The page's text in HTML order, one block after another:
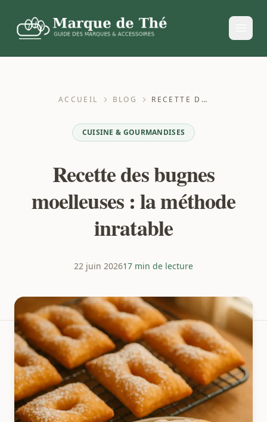
ACCUEIL BLOG RECETTE DES BUGNES MOELLEUSES : LA MÉTHODE INRATABLE
CUISINE & GOURMANDISES
Recette des bugnes
moelleuses : la méthode
inratable
22 juin 202617 min de lecture